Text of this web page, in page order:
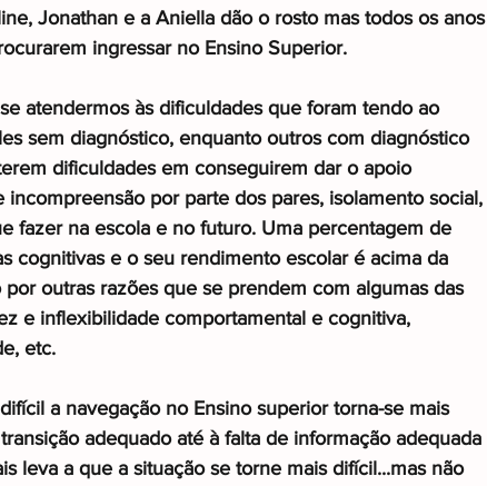
Jonathan e a Aniella dão o rosto mas todos os anos
ingressar no Ensino Superior.
atendermos às dificuldades que foram tendo ao
sem diagnóstico, enquanto outros com diagnóstico
dificuldades em conseguirem dar o apoio
por parte dos pares, isolamento social,
fazer na escola e no futuro. Uma percentagem de
cognitivas e o seu rendimento escolar é acima da
outras razões que se prendem com algumas das
e inflexibilidade comportamental e cognitiva,
etc.
a navegação no Ensino superior torna-se mais
adequado até à falta de informação adequada
leva a que a situação se torne mais difícil...mas não